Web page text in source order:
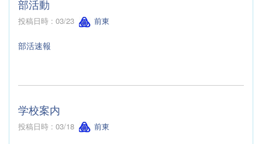
部活動
投稿日時 : 03/23 前東
部活速報
学校案内
投稿日時 : 03/18 前東